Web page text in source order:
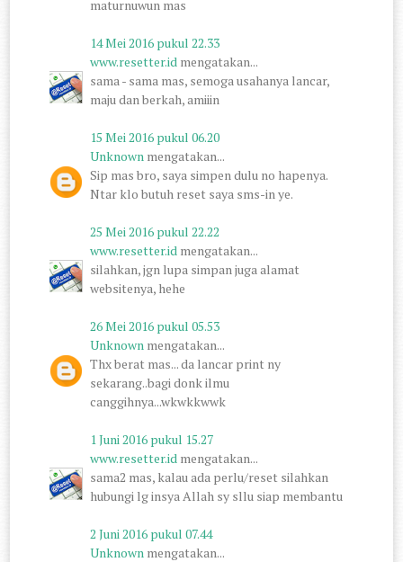
maturnuwun mas
14 Mei 2016 pukul 22.33
www.resetter.id mengatakan...
sama - sama mas, semoga usahanya lancar,
maju dan berkah, amiiin
15 Mei 2016 pukul 06.20
Unknown mengatakan...
Sip mas bro, saya simpen dulu no hapenya.
Ntar klo butuh reset saya sms-in ye.
25 Mei 2016 pukul 22.22
www.resetter.id mengatakan...
silahkan, jgn lupa simpan juga alamat
websitenya, hehe
26 Mei 2016 pukul 05.53
Unknown mengatakan...
Thx berat mas... da lancar print ny
sekarang..bagi donk ilmu
canggihnya...wkwkkwwk
1 Juni 2016 pukul 15.27
www.resetter.id mengatakan...
sama2 mas, kalau ada perlu/reset silahkan
hubungi lg insya Allah sy sllu siap membantu
2 Juni 2016 pukul 07.44
Unknown mengatakan...